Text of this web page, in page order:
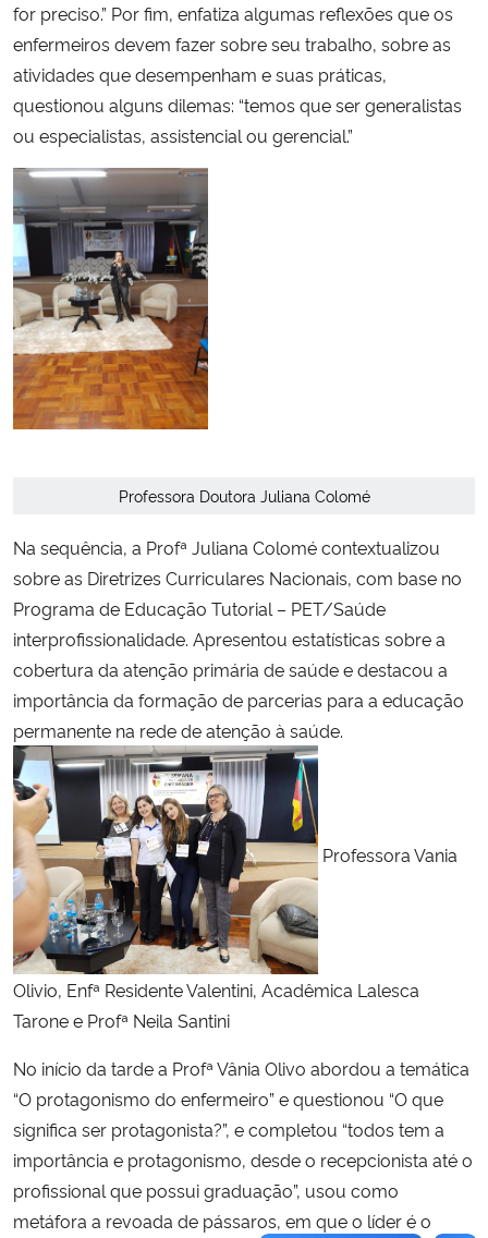
for preciso.” Por fim, enfatiza algumas reflexões que os
enfermeiros devem fazer sobre seu trabalho, sobre as
atividades que desempenham e suas práticas,
questionou alguns dilemas: “temos que ser generalistas
ou especialistas, assistencial ou gerencial.”
Professora Doutora Juliana Colomé
Na sequência, a Profª Juliana Colomé contextualizou
sobre as Diretrizes Curriculares Nacionais, com base no
Programa de Educação Tutorial – PET/Saúde
interprofissionalidade. Apresentou estatísticas sobre a
cobertura da atenção primária de saúde e destacou a
importância da formação de parcerias para a educação
permanente na rede de atenção à saúde.
Professora Vania
Olivio, Enfª Residente Valentini, Acadêmica Lalesca
Tarone e Profª Neila Santini
No início da tarde a Profª Vânia Olivo abordou a temática
“O protagonismo do enfermeiro” e questionou “O que
significa ser protagonista?”, e completou “todos tem a
importância e protagonismo, desde o recepcionista até o
profissional que possui graduação”, usou como
metáfora a revoada de pássaros, em que o líder é o